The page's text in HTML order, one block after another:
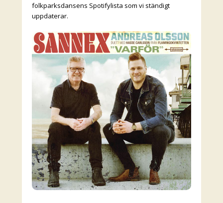
folkparksdansens Spotifylista som vi ständigt
uppdaterar.